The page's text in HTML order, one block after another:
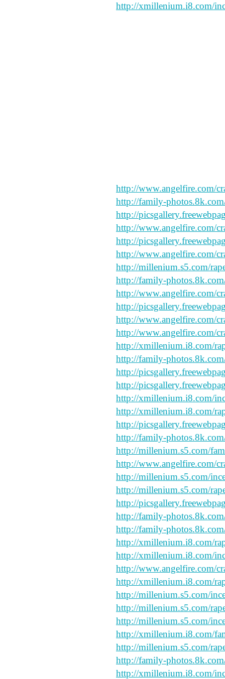
http://xmillenium.i8.com/
http://www.angelfire.com/
http://family-
http://
http://www.angelfire.com/
http://
http://www.angelfire.com/
http://millenium.s5.com/
http://family-
http://www.angelfire.com/
http://
http://www.angelfire.com/
http://www.angelfire.com/
http://xmillenium.i8.com/
http://family-
http://
http://
http://xmillenium.i8.com/
http://xmillenium.i8.com/
http://
http://family-
http://millenium.s5.com/
http://www.angelfire.com/
http://millenium.s5.com/
http://millenium.s5.com/
http://
http://family-
http://family-
http://xmillenium.i8.com/
http://xmillenium.i8.com/
http://www.angelfire.com/
http://xmillenium.i8.com/
http://millenium.s5.com/
http://millenium.s5.com/
http://millenium.s5.com/
http://xmillenium.i8.com/
http://millenium.s5.com/
http://family-
http://xmillenium.i8.com/